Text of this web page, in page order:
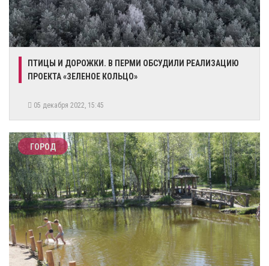
​ПТИЦЫ И ДОРОЖКИ. В ПЕРМИ ОБСУДИЛИ РЕАЛИЗАЦИЮ
ПРОЕКТА «ЗЕЛЕНОЕ КОЛЬЦО»
05 декабря 2022, 15:45
ГОРОД